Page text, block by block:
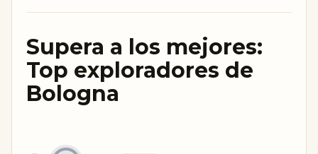
Supera a los mejores:
Top exploradores de
Bologna